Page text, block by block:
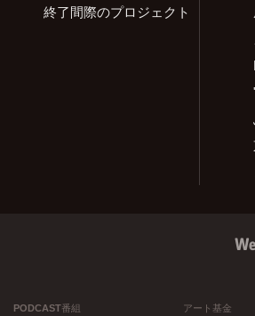
終了間際のプロジェクト
PODCAST番組 アート基金